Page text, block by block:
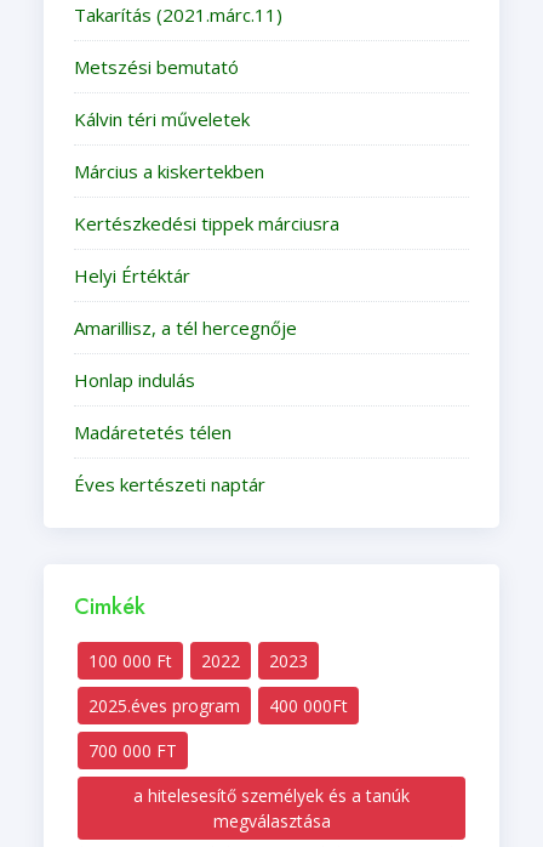
Takarítás (2021.márc.11)
Metszési bemutató
Kálvin téri műveletek
Március a kiskertekben
Kertészkedési tippek márciusra
Helyi Értéktár
Amarillisz, a tél hercegnője
Honlap indulás
Madáretetés télen
Éves kertészeti naptár
Cimkék
100 000 Ft 2022
2023
2025.éves program
400 000Ft
700 000 FT
a hitelesesítő személyek és a tanúk
megválasztása